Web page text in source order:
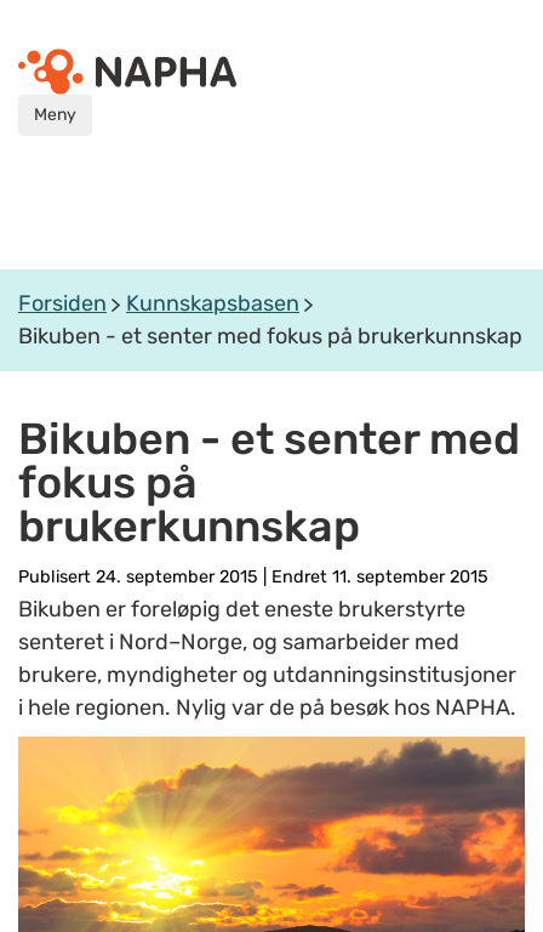
Meny
Forsiden
Kunnskapsbasen
Bikuben - et senter med fokus på brukerkunnskap
Bikuben - et senter med
fokus på
brukerkunnskap
Publisert 24. september 2015 Endret 11. september 2015
Bikuben er foreløpig det eneste brukerstyrte
senteret i Nord–Norge, og samarbeider med
brukere, myndigheter og utdanningsinstitusjoner
i hele regionen. Nylig var de på besøk hos NAPHA.